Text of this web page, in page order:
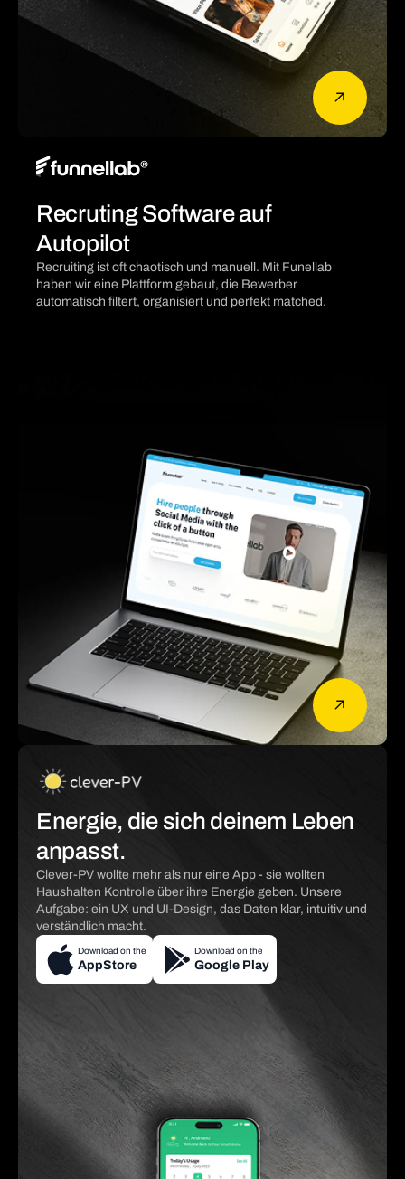
Recruting Software auf
Autopilot
Recruiting ist oft chaotisch und manuell. Mit Funellab
haben wir eine Plattform gebaut, die Bewerber
automatisch filtert, organisiert und perfekt matched.
Energie, die sich deinem Leben
anpasst.
Clever-PV wollte mehr als nur eine App - sie wollten
Haushalten Kontrolle über ihre Energie geben. Unsere
Aufgabe: ein UX und UI-Design, das Daten klar, intuitiv und
verständlich macht.
Download on the
AppStore
Download on the
Google Play